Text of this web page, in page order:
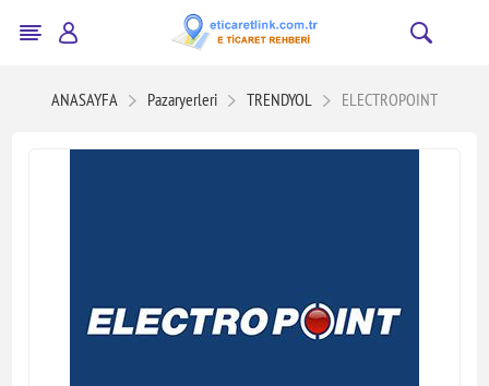
ANASAYFA Pazaryerleri TRENDYOL ELECTROPOINT